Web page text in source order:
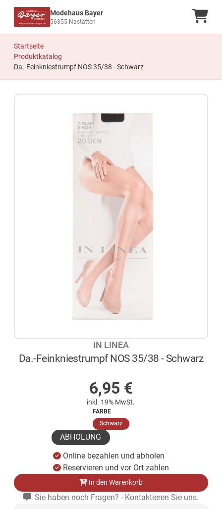
Modehaus Bayer
56355 Nastätten
Startseite
Produktkatalog
Da.-Feinkniestrumpf NOS 35/38 - Schwarz
IN LINEA
Da.-Feinkniestrumpf NOS 35/38 - Schwarz
6,95 €
inkl. 19% MwSt.
FARBE
Schwarz(ausgewählt)
ABHOLUNG
Online bezahlen und abholen
Reservieren und vor Ort zahlen
In den Warenkorb
Sie haben noch Fragen? - Kontaktieren Sie uns.